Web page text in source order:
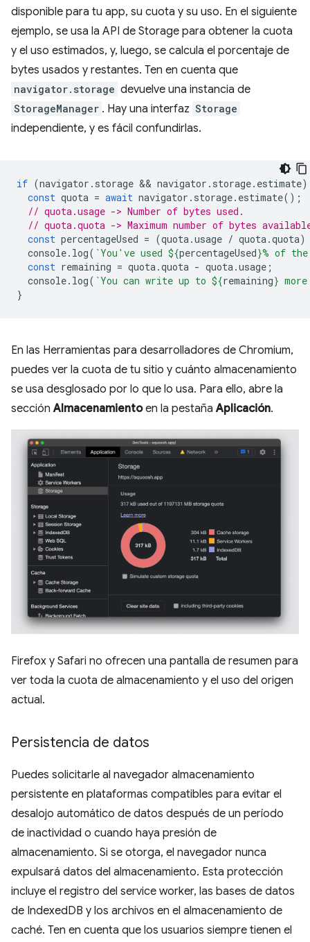
disponible para tu app, su cuota y su uso. En el siguiente
ejemplo, se usa la API de Storage para obtener la cuota
y el uso estimados, y, luego, se calcula el porcentaje de
bytes usados y restantes. Ten en cuenta que
navigator.storage devuelve una instancia de
StorageManager . Hay una interfaz Storage
independiente, y es fácil confundirlas.
if (navigator . storage && navigator . storage. estimate)
const quota = await navigator . storage. estimate();
// quota.usage -> Number of bytes used.
// quota.quota -> Maximum number of bytes
const percentageUsed = (quota .usage / quota .quota)
console. log( `You've used ${percentageUsed}% of
const remaining = quota .quota - quota .usage ;
console. log( `You can write up to ${remaining}
}
En las Herramientas para desarrolladores de Chromium,
puedes ver la cuota de tu sitio y cuánto almacenamiento
se usa desglosado por lo que lo usa. Para ello, abre la
secciónAlmacenamientoen la pestañaAplicación.
Firefox y Safari no ofrecen una pantalla de resumen para
ver toda la cuota de almacenamiento y el uso del origen
actual.
Persistencia de datos
Puedes solicitarle al navegador almacenamiento
persistente en plataformas compatibles para evitar el
desalojo automático de datos después de un período
de inactividad o cuando haya presión de
almacenamiento. Si se otorga, el navegador nunca
expulsará datos del almacenamiento. Esta protección
incluye el registro del service worker, las bases de datos
de IndexedDB y los archivos en el almacenamiento de
caché. Ten en cuenta que los usuarios siempre tienen el